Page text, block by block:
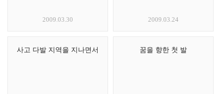
2009.03.30 2009.03.24
사고 다발 지역을 지나면서 꿈을 향한 첫 발